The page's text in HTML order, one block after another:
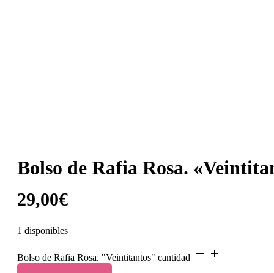
Bolso de Rafia Rosa.
29,00€
1 disponibles
Bolso de Rafia Rosa. "Veintitantos" cantidad